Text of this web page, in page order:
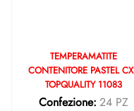
TEMPERAMATITE
CONTENITORE PASTEL
TOPQUALITY 11083
Confezione: 24 PZ